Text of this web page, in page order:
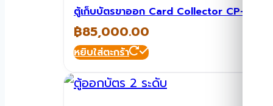
ตู้เก็บบัตรขาออก Card Collector CP-MC02
฿85,000.00
หยิบใส่ตะกร้า